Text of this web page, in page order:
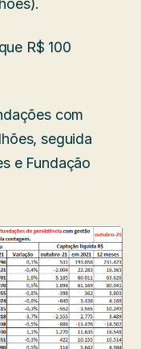
R$ 100
com
seguida
e Fundação